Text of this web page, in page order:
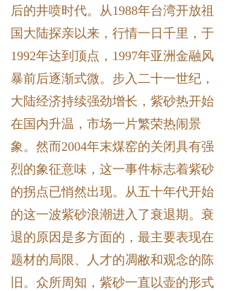
后的井喷时代。从1988年台湾开放祖
国大陆探亲以来，行情一日千里，于
1992年达到顶点，1997年亚洲金融风
暴前后逐渐式微。步入二十一世纪，
大陆经济持续强劲增长，紫砂热开始
在国内升温，市场一片繁荣热闹景
象。然而2004年末煤窑的关闭具有强
烈的象征意味，这一事件标志着紫砂
的拐点已悄然出现。从五十年代开始
的这一波紫砂浪潮进入了衰退期。衰
退的原因是多方面的，最主要表现在
题材的局限、人才的凋敝和观念的陈
旧。众所周知，紫砂一直以壶的形式